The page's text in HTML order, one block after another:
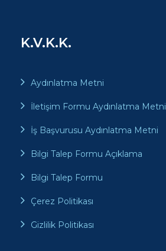
K.V.K.K.
Aydınlatma Metni
İletişim Formu Aydınlatma Metni
İş Başvurusu Aydınlatma Metni
Bilgi Talep Formu Açıklama
Bilgi Talep Formu
Çerez Politikası
Gizlilik Politikası